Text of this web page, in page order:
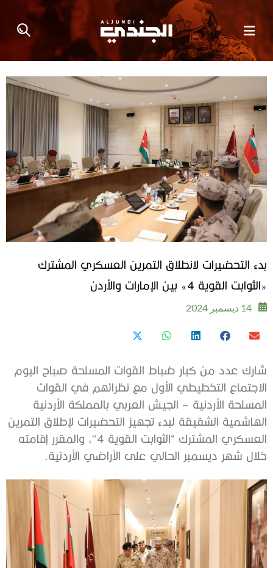
بدء التحضيرات لانطلاق التمرين العسكري المشترك
«الثوابت القوية 4» بين الإمارات والأردن
14 ديسمبر 2024
شارك عدد من كبار ضباط القوات المسلحة صباح اليوم
الاجتماع التخطيطي الأول مع نظرائهم في القوات
المسلحة الأردنية – الجيش العربي بالمملكة الأردنية
الهاشمية الشقيقة لبدء تجهيز التحضيرات لإطلاق التمرين
العسكري المشترك “الثوابت القوية 4″، والمقرر إقامته
خلال شهر ديسمبر الحالي على الأراضي الأردنية.